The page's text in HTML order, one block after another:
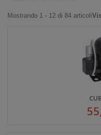
Mostrando 1 - 12 di 84 articoli